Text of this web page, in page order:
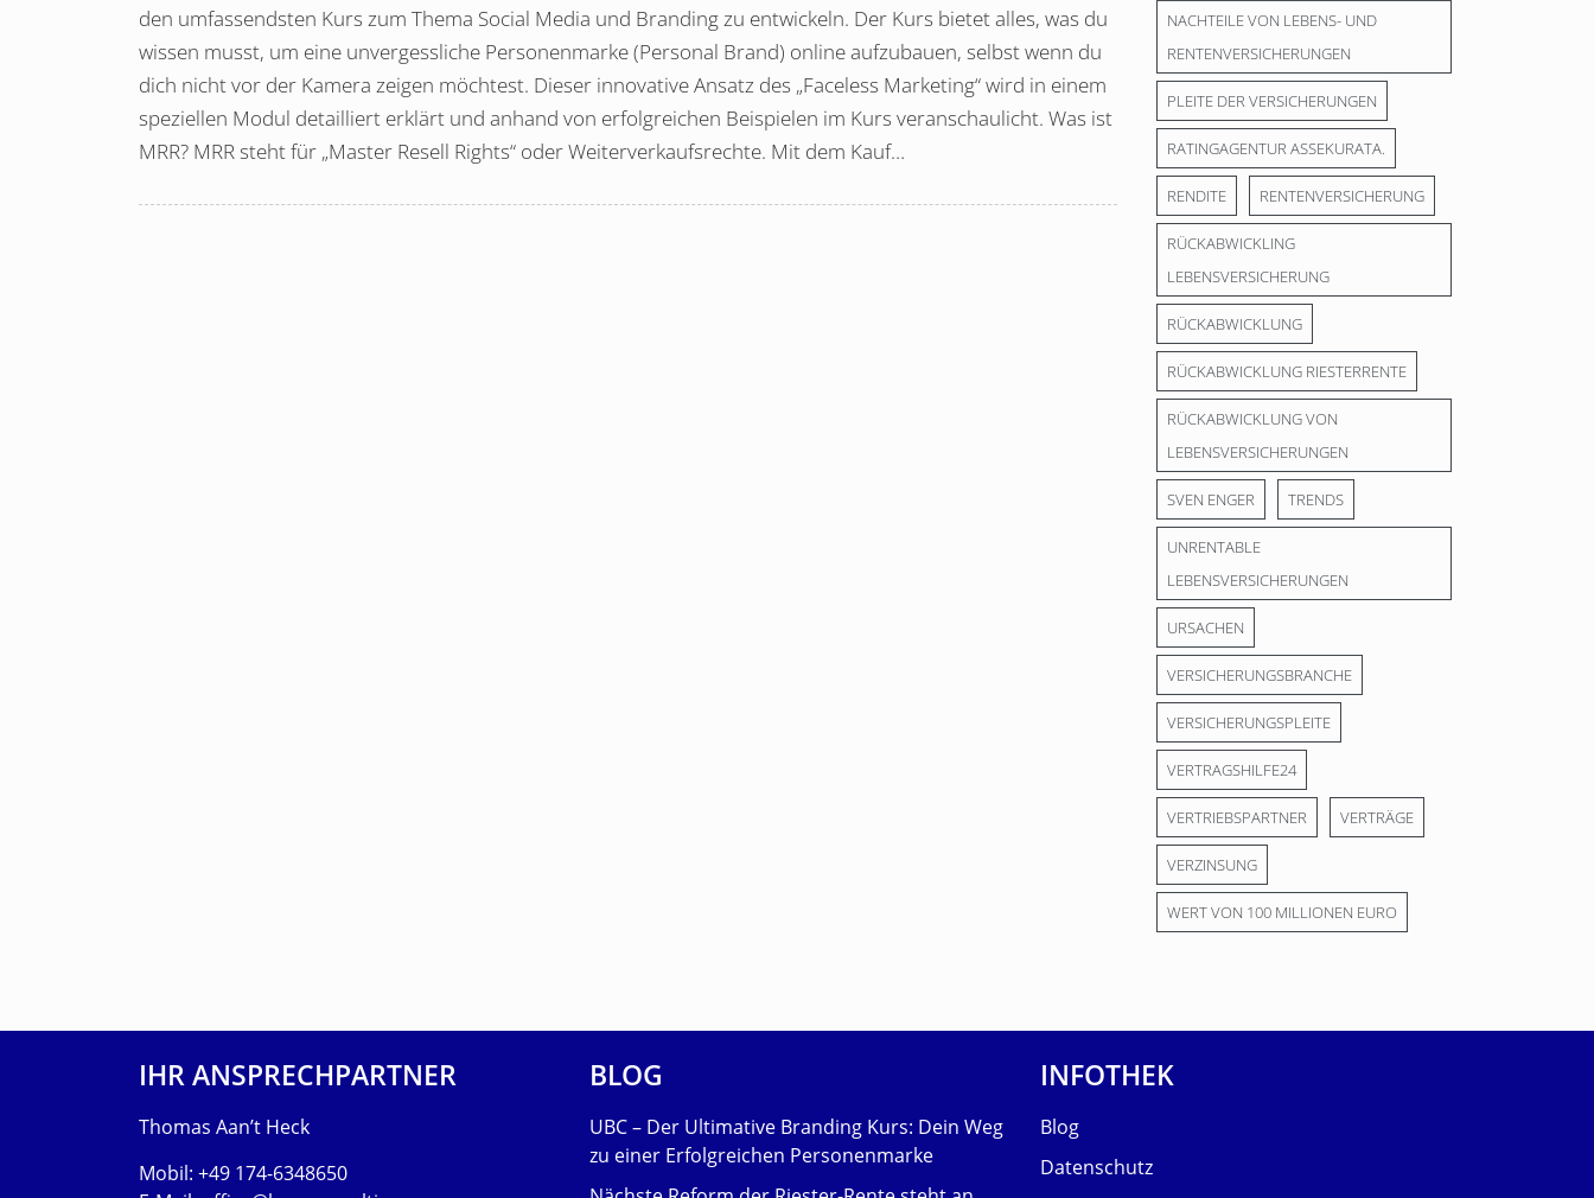
den umfassendsten Kurs zum Thema Social Media und Branding zu entwickeln. Der Kurs bietet alles, was du
wissen musst, um eine unvergessliche Personenmarke (Personal Brand) online aufzubauen, selbst wenn du
dich nicht vor der Kamera zeigen möchtest. Dieser innovative Ansatz des „Faceless Marketing“ wird in einem
speziellen Modul detailliert erklärt und anhand von erfolgreichen Beispielen im Kurs veranschaulicht. Was ist
MRR? MRR steht für „Master Resell Rights“ oder Weiterverkaufsrechte. Mit dem Kauf…
NACHTEILE VON LEBENS- UND
RENTENVERSICHERUNGEN
PLEITE DER VERSICHERUNGEN
RATINGAGENTUR ASSEKURATA.
RENDITE RENTENVERSICHERUNG
RÜCKABWICKLING
LEBENSVERSICHERUNG
RÜCKABWICKLUNG
RÜCKABWICKLUNG RIESTERRENTE
RÜCKABWICKLUNG VON
LEBENSVERSICHERUNGEN
SVEN ENGER TRENDS
UNRENTABLE
LEBENSVERSICHERUNGEN
URSACHEN
VERSICHERUNGSBRANCHE
VERSICHERUNGSPLEITE
VERTRAGSHILFE24
VERTRIEBSPARTNER VERTRÄGE
VERZINSUNG
WERT VON 100 MILLIONEN EURO
IHR ANSPRECHPARTNER
Thomas Aan’t Heck
Mobil: +49 174-6348650
BLOG
UBC – Der Ultimative Branding Kurs: Dein Weg
zu einer Erfolgreichen Personenmarke
INFOTHEK
Blog
Datenschutz